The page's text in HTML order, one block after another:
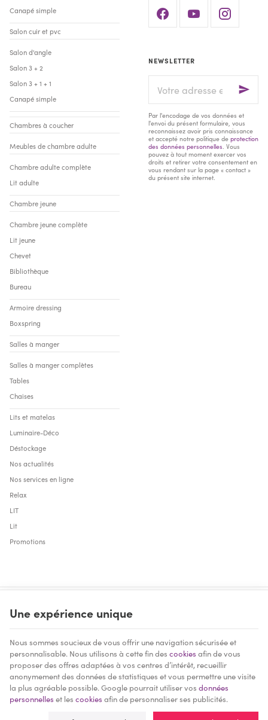
Canapé simple
Salon cuir et pvc
Salon d'angle
Salon 3 + 2
Salon 3 + 1 + 1
Canapé simple
Chambres à coucher
Meubles de chambre adulte
Chambre adulte complète
Lit adulte
Chambre jeune
Chambre jeune complète
Lit jeune
Chevet
Bibliothèque
Bureau
Armoire dressing
Boxspring
Salles à manger
Salles à manger complètes
Tables
Chaises
Lits et matelas
Luminaire-Déco
Déstockage
Nos actualités
Nos services en ligne
Relax
LIT
Lit
Promotions
NEWSLETTER
adresse
Par l'encodage de vos données et
l'envoi du présent formulaire, vous
reconnaissez avoir pris connaissance
et accepté notre politique de protection
des données personnelles . Vous
pouvez à tout moment exercer vos
droits et retirer votre consentement en
vous rendant sur la page « contact »
du présent site internet.
Mobilec | N° d'entreprise : 0468.994.208 | Mentions légales & Contact|
Conditions générales
Conditions d'utilisation du site web | Cookies| Données personnelles| Traitement
de vos données par Google
© Copyright 2022 -E-net Business, accélérateur d'e-commerce pour
commerçants, indépendants & PME
Une expérience unique
Nous sommes soucieux de vous offrir une navigation sécurisée et
personnalisable. Nous utilisons à cette fin des cookies afin de vous
proposer des offres adaptées à vos centres d’intérêt, recueillir
anonymement des données de statistiques et vous permettre une visite
la plus agréable possible. Google pourrait utiliser vos données
personnelles et les cookies afin de personnaliser ses publicités.